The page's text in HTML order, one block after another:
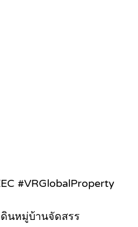
#VRGlobalProperty
นหมู่บ้านจัดสรร